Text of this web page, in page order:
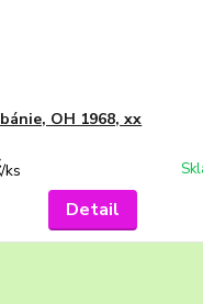
OH 1968, xx
/ks
Detail